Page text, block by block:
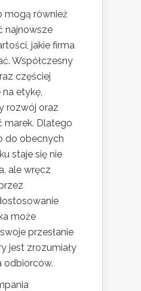
mogą również
najnowsze
jakie firma
Współczesny
częściej
etykę,
rozwój oraz
marek. Dlatego
do obecnych
staje się nie
ale wręcz
może
przesłanie
jest zrozumiały
odbiorców.